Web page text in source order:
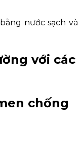
nước sạch và
với các
chống